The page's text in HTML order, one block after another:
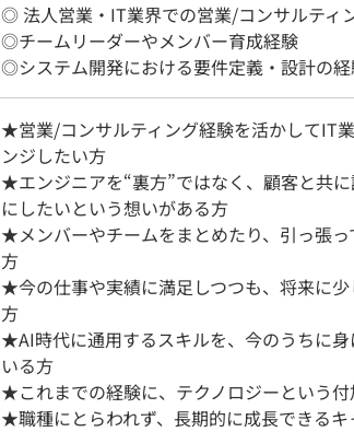
◎ 法人営業・IT業界での営業/コンサルティ
◎チームリーダーやメンバー育成経験
◎システム開発における要件定義・設計の
★営業/コンサルティング経験を活かしてIT
ンジしたい方
★エンジニアを“裏方”ではなく、顧客と共
にしたいという想いがある方
★メンバーやチームをまとめたり、引っ張
方
★今の仕事や実績に満足しつつも、将来に
方
★AI時代に通用するスキルを、今のうちに身
いる方
★これまでの経験に、テクノロジーという
★職種にとらわれず、長期的に成長できる